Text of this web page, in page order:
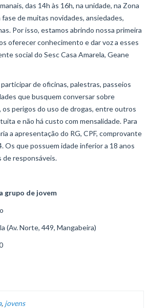
das 14h às 16h, na unidade, na Zona
de muitas novidades, ansiedades,
Por isso, estamos abrindo nossa primeira
oferecer conhecimento e dar voz a esses
social do Sesc Casa Amarela, Geane
de oficinas, palestras, passeios
que busquem conversar sobre
os perigos do uso de drogas, entre outros
e não há custo com mensalidade. Para
a apresentação do RG, CPF, comprovante
Os que possuem idade inferior a 18 anos
de responsáveis.
grupo de jovem
(Av. Norte, 449, Mangabeira)
, jovens